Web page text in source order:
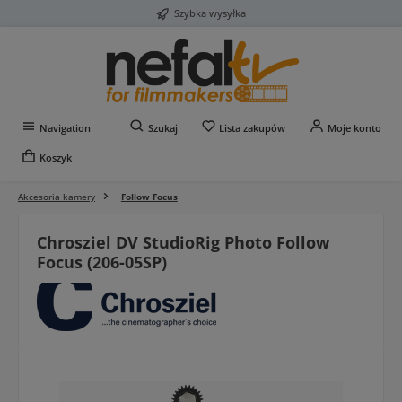
Szybka wysyłka
Navigation Szukaj Lista zakupówMasz 0 przedmioty na
Moje konto
Koszyk
Akcesoria kamery Follow Focus
Chrosziel DV StudioRig Photo Follow
Focus (206-05SP)